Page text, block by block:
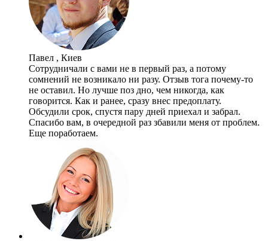
Павел , Киев
Сотрудничали с вами не в первый раз, а потому
сомнений не возникало ни разу. Отзыв тога почему-то
не оставил. Но лучше поз дно, чем никогда, как
говорится. Как и ранее, сразу внес предоплату.
Обсудили срок, спустя пару дней приехал и забрал.
Спасибо вам, в очередной раз збавили меня от проблем.
Еще поработаем.